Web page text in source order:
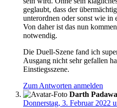
geglaubt, dass der
unterordnen oder sonst wie in
Von daher ist das nun
notwendig.
Die Duell-Szene fand ich
Ausgang nicht sehr gefallen
Einstiegsszene.
Zum Antworten anmelden
Darth
Donnerstag, 3. Februar 2022